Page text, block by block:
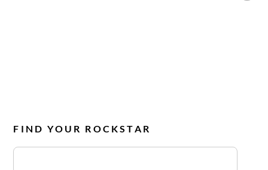
FIND YOUR ROCKSTAR